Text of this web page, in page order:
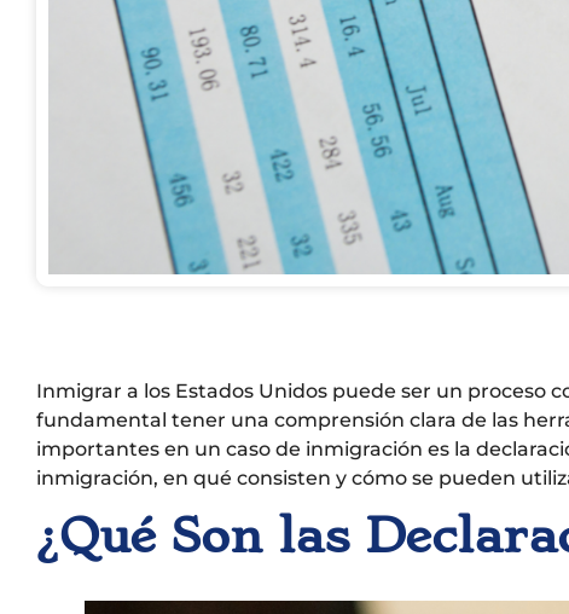
Inmigrar a los Estados Unidos puede ser un proceso
fundamental tener una comprensión clara de las
importantes en un caso de inmigración es la
inmigración, en qué consisten y cómo se pueden
¿Qué Son las